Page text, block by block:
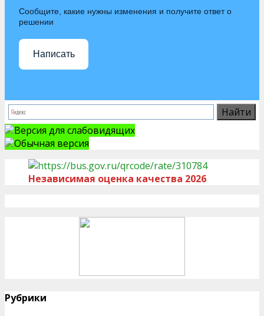
Сообщите, какие нужны изменения и получите ответ о
решении
Написать
Версия для слабовидящих
Обычная версия
Независимая оценка качества 2026
Рубрики